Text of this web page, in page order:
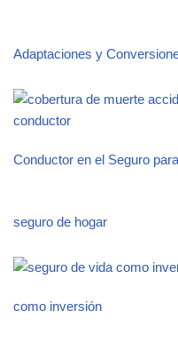
Adaptaciones y
Conductor en el Seguro
seguro de hogar
como inversión